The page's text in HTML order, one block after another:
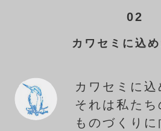
02
カワセミに込
カワセミに込
それは私たち
ものづくり